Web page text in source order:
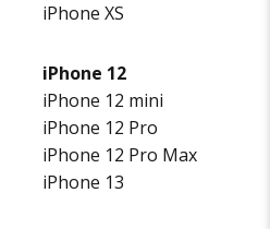
iPhone XS
iPhone 12
iPhone 12 mini
iPhone 12 Pro
iPhone 12 Pro Max
iPhone 13